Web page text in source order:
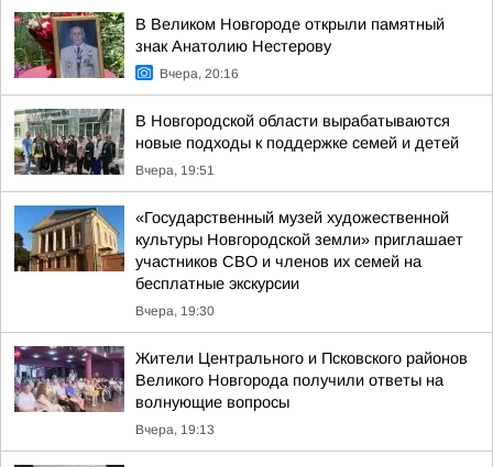
В Великом Новгороде открыли памятный
знак Анатолию Нестерову
Вчера, 20:16
В Новгородской области вырабатываются
новые подходы к поддержке семей и детей
Вчера, 19:51
«Государственный музей художественной
культуры Новгородской земли» приглашает
участников СВО и членов их семей на
бесплатные экскурсии
Вчера, 19:30
Жители Центрального и Псковского районов
Великого Новгорода получили ответы на
волнующие вопросы
Вчера, 19:13